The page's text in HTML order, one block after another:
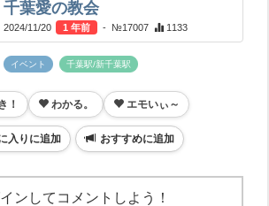
千葉愛の教会
2024/11/20 1 年前 - №17007 1133
イベント 千葉駅/新千葉駅
！ わかる。 エモいぃ～
入りに追加 おすすめに追加
ンしてコメントしよう！